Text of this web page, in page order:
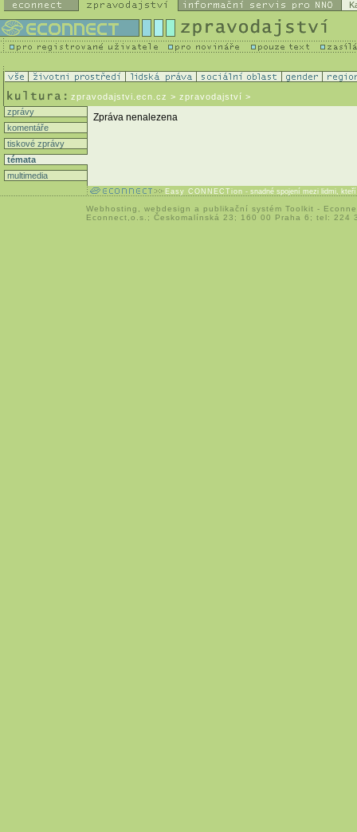
zpravodajstvi.ecn.cz > zpravodajství >
zprávy
komentáře
tiskové zprávy
témata
multimedia
Zpráva nenalezena
Easy CONNECTion - snadné spojení mezi lidmi,
Webhosting webdesign a publikační systém Toolkit -
Econnect,o.s.; Českomalínská 23; 160 00 Praha 6; tel: 224